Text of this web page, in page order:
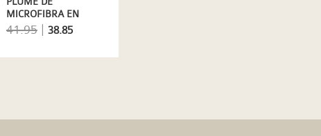
MICROFIBRA EN
BEIGE
41.95| 38.85